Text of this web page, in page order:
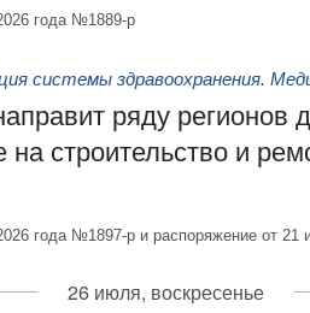
года №1889-р
системы здравоохранения.
ряду регионов
строительство и
года №1897-р и распоряжение от
26 июля, воскресенье